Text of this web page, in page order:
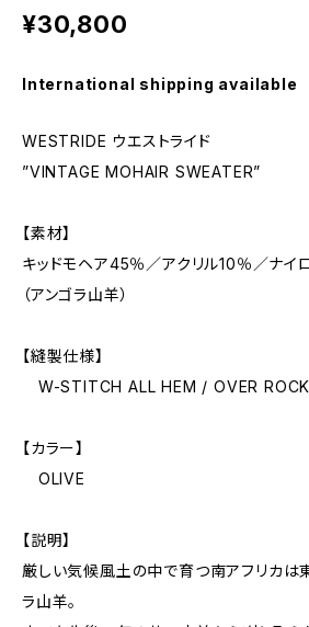
¥30,800
International shipping available
WESTRIDE ウエストライド
”VINTAGE MOHAIR SWEATER”
【素材】
キッドモヘア45％／アクリル10％／ナイ
（アンゴラ山羊）
【縫製仕様】
W-STITCH ALL HEM / OVER ROCK
【カラー】
OLIVE
【説明】
厳しい気候風土の中で育つ南アフリカは
ラ山羊。